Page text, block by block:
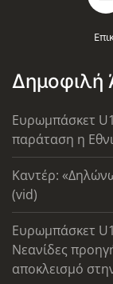
Δημοφιλή
Ευρωμπάσκετ
παράταση η
Καντέρ:
(vid)
Ευρωμπάσκετ
Νεανίδες
αποκλεισμό